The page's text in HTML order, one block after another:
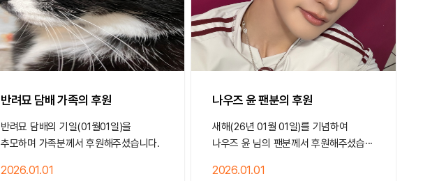
반려묘 담배 가족의 후원
반려묘 담배의 기일(01월01일)을
추모하며 가족분께서 후원해주셨습니다.
2026.01.01
나우즈 윤 팬분의 후원
새해(26년 01월 01일)를 기념하여
나우즈 윤 님의 팬분께서 후원해주셨습···
2026.01.01